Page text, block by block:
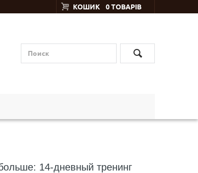
КОШИК 0 ТОВАРІВ
14-дневный тренинг